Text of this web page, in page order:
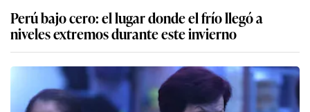
Perú bajo cero: el lugar donde el frío llegó a
niveles extremos durante este invierno